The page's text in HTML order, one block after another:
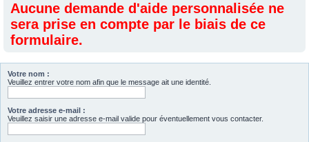
Aucune demande d'aide personnalisée ne
sera prise en compte par le biais de ce
formulaire.
Votre nom :
Veuillez entrer votre nom afin que le message ait une identité.
Votre adresse e-mail :
Veuillez saisir une adresse e-mail valide pour éventuellement vous contacter.